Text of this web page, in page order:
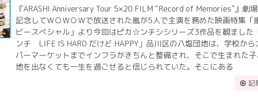
『ARASHI Anniversary Tour 5×20 FILM “Record of Memories”』劇
記念してＷＯＷＯＷで放送された嵐が5人で主演を務めた映画特集「
ビースペシャル」より今回はピカ☆ンチシシリーズ3作品を観まし
ンチ LIFE IS HARD だけど HAPPY」品川区の八塩団地は、学校から
パーマーケットまでインフラがきちんと整備され、そこで生まれた
地を出なくても一生を過ごせると信じられていた。そこにある
記